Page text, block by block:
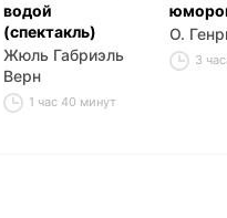
водой
(спектакль)
Жюль Габриэль
Верн
1 час 40 минут
О.
3